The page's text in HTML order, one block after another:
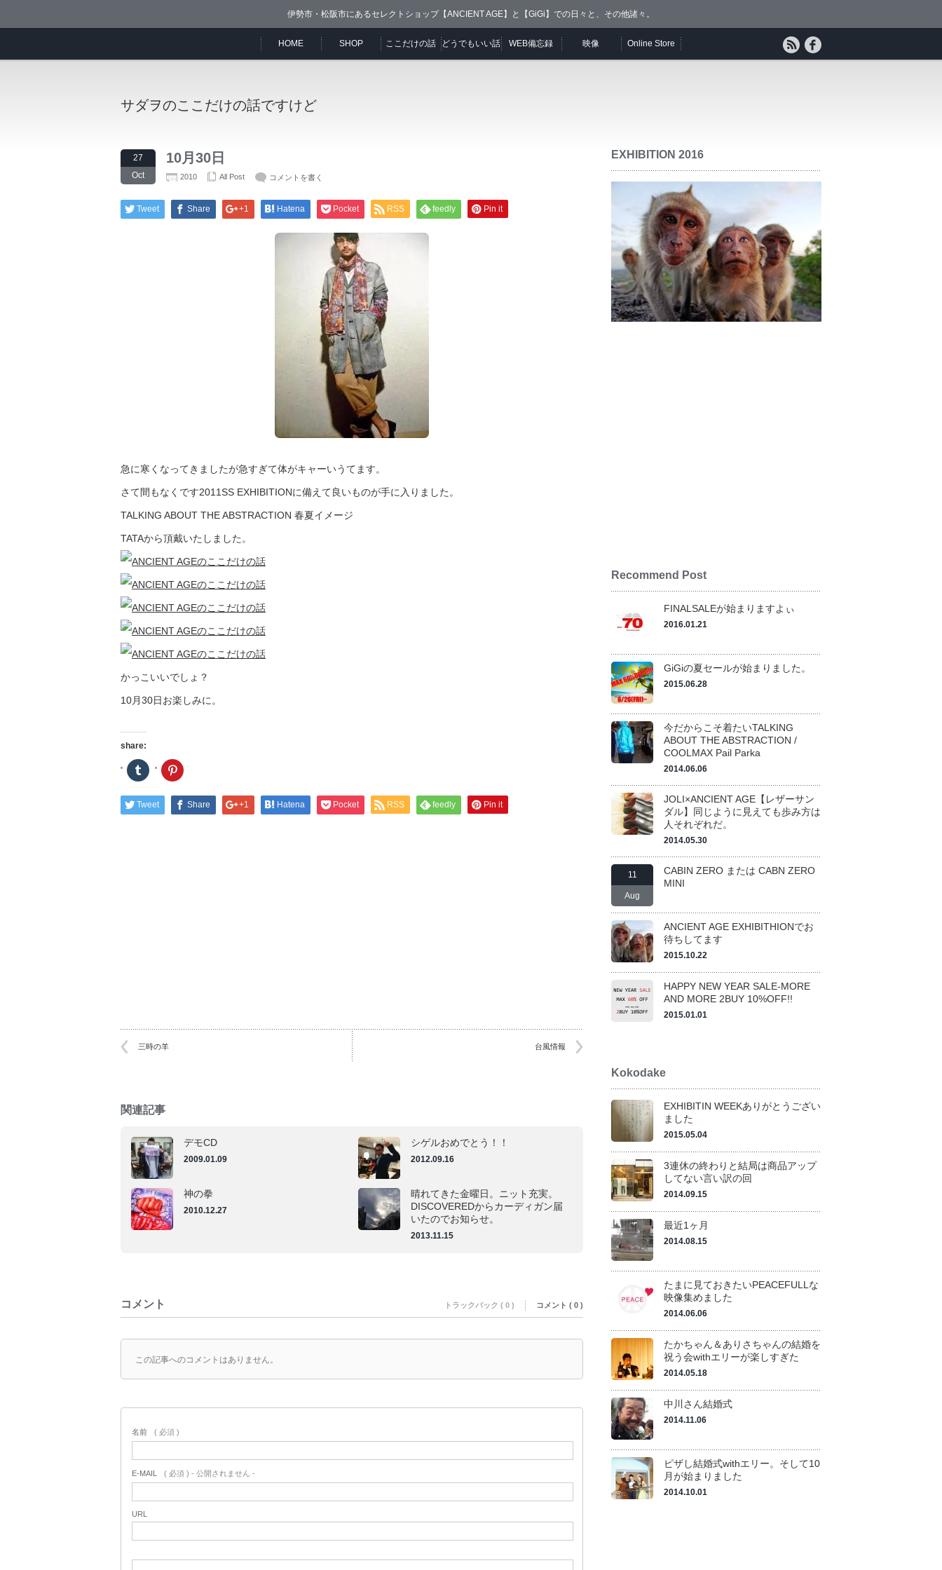
伊勢市・松阪市にあるセレクトショップ【ANCIENT AGE】と【GiGi】での日々と、その他諸々。
HOME SHOP ここだけの話 どうでもいい話 WEB備忘録 映像 Online Store
サダヲのここだけの話ですけど
27
Oct
10月30日
2010 All Post コメントを書く
Tweet Share +1 Hatena Pocket RSS feedly Pin it
急に寒くなってきましたが急すぎて体がキャーいうてます。
さて間もなくです2011SS EXHIBITIONに備えて良いものが手に入りました。
TALKING ABOUT THE ABSTRACTION 春夏イメージ
TATAから頂戴いたしました。
かっこいいでしょ？
10月30日お楽しみに。
share:
ク
リ
ク
し
て
ク
リ
ク
し
て
Tweet Share +1 Hatena Pocket RSS feedly Pin it
三時の羊 台風情報
関連記事
デモCD
2009.01.09
シゲルおめでとう！！
2012.09.16
神の拳
2010.12.27
晴れてきた金曜日。ニット充実。
DISCOVEREDからカーディガン届
いたのでお知らせ。
2013.11.15
コメント トラックバック ( 0 ) コメント ( 0 )
この記事へのコメントはありません。
名前 ( 必須 )
E-MAIL ( 必須 ) - 公開されません -
URL
EXHIBITION 2016
Recommend Post
FINALSALEが始まりますよぃ
2016.01.21
GiGiの夏セールが始まりました。
2015.06.28
今だからこそ着たいTALKING
ABOUT THE ABSTRACTION /
COOLMAX Pail Parka
2014.06.06
JOLI×ANCIENT AGE【レザーサン
ダル】同じように見えても歩み方は
人それぞれだ。
2014.05.30
11
Aug
CABIN ZERO または CABN ZERO
MINI
ANCIENT AGE EXHIBITHIONでお
待ちしてます
2015.10.22
HAPPY NEW YEAR SALE-MORE
AND MORE 2BUY 10%OFF!!
2015.01.01
Kokodake
EXHIBITIN WEEKありがとうござい
ました
2015.05.04
3連休の終わりと結局は商品アップ
してない言い訳の回
2014.09.15
最近1ヶ月
2014.08.15
たまに見ておきたいPEACEFULLな
映像集めました
2014.06.06
たかちゃん＆ありさちゃんの結婚を
祝う会withエリーが楽しすぎた
2014.05.18
中川さん結婚式
2014.11.06
ピザし結婚式withエリー。そして10
月が始まりました
2014.10.01